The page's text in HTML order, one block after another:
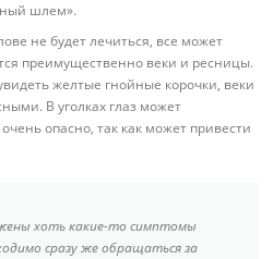
шлем».
не будет лечиться, все может
преимущественно веки и ресницы.
желтые гнойные корочки, веки
В уголках глаз может
опасно, так как может привести
хоть какие-то симптомы
сразу же обращаться за